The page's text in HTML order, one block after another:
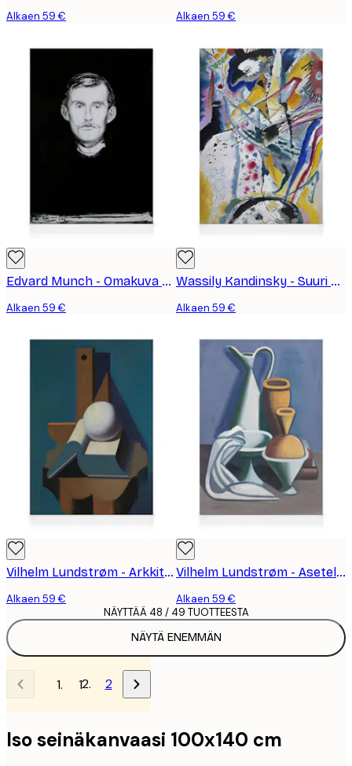
Alkaen 59 € Alkaen 59 €
Edvard Munch - Omakuva kanvaasi
Alkaen 59 €
Wassily Kandinsky - Suuri Harjoitelma Kanvaasi
Alkaen 59 €
Vilhelm Lundstrøm - Arkkitehtuuri Kanvaasi
Alkaen 59 €
Vilhelm Lundstrøm - Asetelma kastelukannulla, pyyhkeellä ja purkeilla Kanvaasi
Alkaen 59 €
NÄYTÄ ENEMMÄN
NÄYTTÄÄ 48 / 49 TUOTTEESTA
1 2
Iso seinäkanvaasi 100x140 cm